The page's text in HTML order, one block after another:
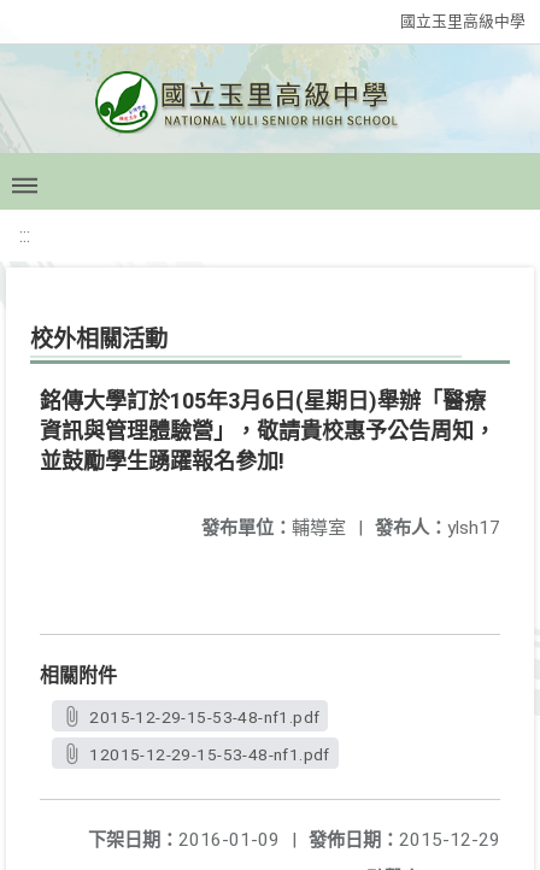
國立玉里高級中學
:::
校外相關活動
銘傳大學訂於105年3月6日(星期日)舉辦「醫療
資訊與管理體驗營」，敬請貴校惠予公告周知，
並鼓勵學生踴躍報名參加!
發布人： ylsh17
發布單位： 輔導室 |
相關附件
2015-12-29-15-53-48-nf1.pdf
12015-12-29-15-53-48-nf1.pdf
發佈日期： 2015-12-29
下架日期： 2016-01-09
|